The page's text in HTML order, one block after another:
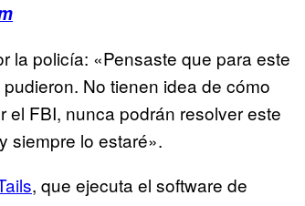
la policía: «Pensaste que para este
No tienen idea de cómo
el FBI, nunca podrán resolver este
siempre lo estaré».
, que ejecuta el software de